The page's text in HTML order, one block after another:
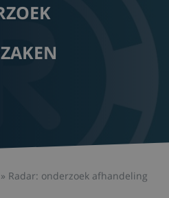
» Radar: onderzoek afhandeling